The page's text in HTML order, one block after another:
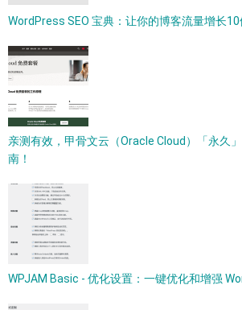
WordPress SEO 宝典：让你的博客流量增长10
亲测有效，甲骨文云（Oracle Cloud）「永久
南！
WPJAM Basic - 优化设置：一键优化和增强